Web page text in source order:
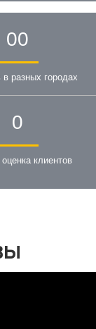
00
разных городах
0
клиентов